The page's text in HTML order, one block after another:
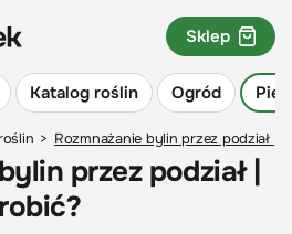
Katalog roślin Ogród
Sklep
> Rozmnażanie bylin przez podział |
przez podział |